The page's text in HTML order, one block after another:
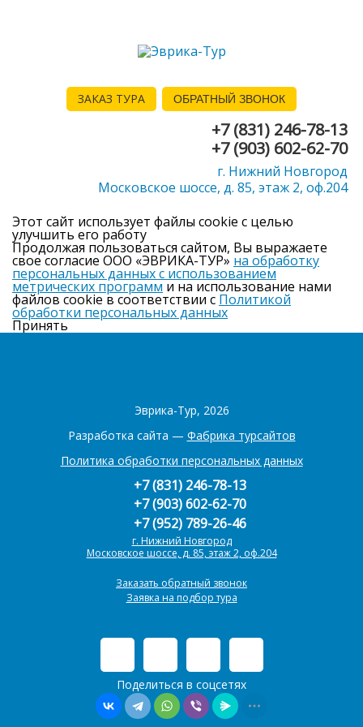
ЗАКАЗ ТУРА ОБРАТНЫЙ ЗВОНОК
+7 (831) 246-78-13
+7 (903) 602-62-70
г. Нижний Новгород
Московское шоссе, д. 85, этаж 2, оф.204
Этот сайт использует файлы cookie с целью
улучшить его работу
Продолжая пользоваться сайтом, Вы выражаете
свое согласие ООО «ЭВРИКА-ТУР» на обработку
персональных данных с использованием
метрических программ и на использование нами
файлов cookie в соответствии с Политикой
обработки персональных данных
Принять
Эврика-Тур, 2026
Разработка сайта — Фабрика турсайтов
Политика обработки персональных данных
Поделиться в соцсетях
+7 (831) 246-78-13
+7 (903) 602-62-70
+7 (952) 789-26-46
г. Нижний Новгород
Московское шоссе, д. 85, этаж 2, оф.204
Заказать обратный звонок
Заявка на подбор тура